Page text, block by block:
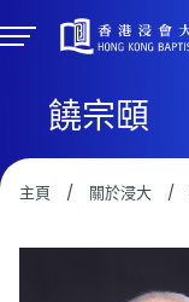
饒宗頤
主頁 / 關於浸大 /